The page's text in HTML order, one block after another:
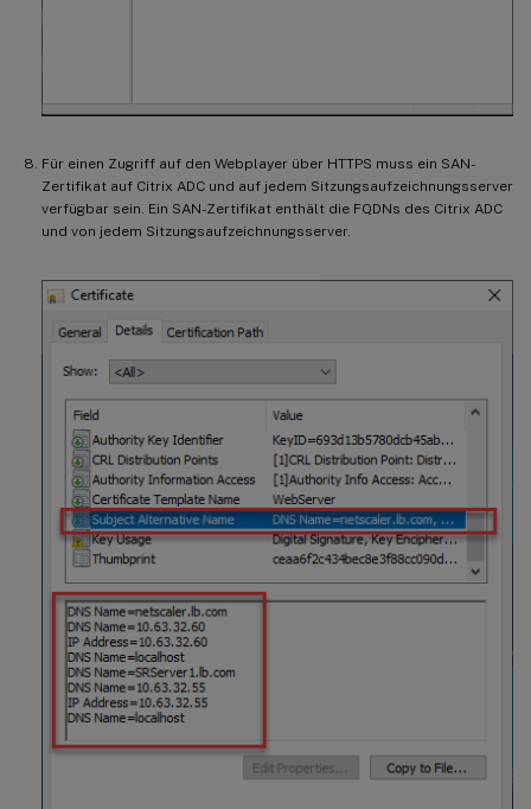
Für einen Zugriff auf den Webplayer über HTTPS muss ein SAN-
Zertifikat auf Citrix ADC und auf jedem Sitzungsaufzeichnungsserver
verfügbar sein. Ein SAN-Zertifikat enthält die FQDNs des Citrix ADC
und von jedem Sitzungsaufzeichnungsserver.